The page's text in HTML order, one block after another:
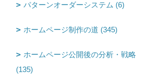
パターンオーダーシステム (6)
ホームページ制作の道 (345)
ホームページ公開後の分析・戦略
(135)